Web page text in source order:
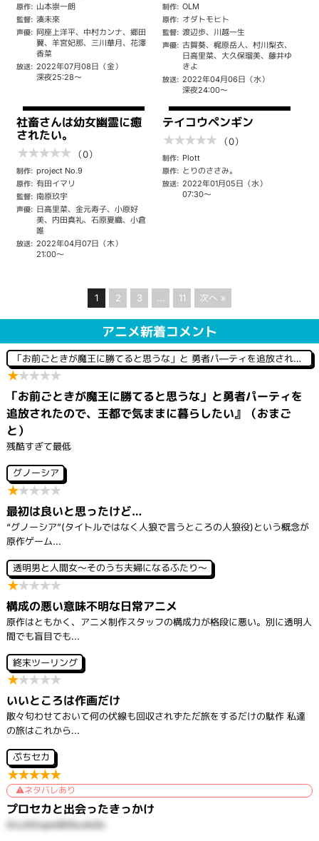
原作: 山本崇一朗
監督: 湊未來
声優: 阿座上洋平、中村カンナ、郷田
翼、羊宮妃那、三川華月、花澤
香菜
放送: 2022年07月08日（金）
深夜25:28～
制作: OLM
原作: オダトモヒト
監督: 渡辺歩、川越一生
声優: 古賀葵、梶原岳人、村川梨衣、
日高里菜、大久保瑠美、藤井ゆ
きよ
放送: 2022年04月06日（水）
深夜24:00～
社畜さんは幼女幽霊に癒
されたい。
★★★★★ （0）
制作: project No.9
原作: 有田イマリ
監督: 南原玖宇
声優: 日高里菜、金元寿子、小原好
美、内田真礼、石原夏織、小倉
唯
放送: 2022年04月07日（木）
21:00～
テイコウペンギン
★★★★★ （0）
制作: Plott
原作: とりのささみ。
放送: 2022年01月05日（水）
07:30～
1 2 3 … 11 次へ »
アニメ新着コメント
「お前ごときが魔王に勝てると思うな」と 勇者パ―ティを追放されたので、王都で気ままに暮らしたい
★★★★★
「お前ごときが魔王に勝てると思うな」と勇者パーティを
追放されたので、王都で気ままに暮らしたい』（おまご
と）
残酷すぎて最低
グノーシア
★★★★★
最初は良いと思ったけど…
“グノーシア”(タイトルではなく人狼で言うところの人狼役)という概念が
原作ゲーム...
透明男と人間女～そのうち夫婦になるふたり～
★★★★★
構成の悪い意味不明な日常アニメ
原作はともかく、アニメ制作スタッフの構成力が格段に悪い。別に透明人
間でも盲目でも...
終末ツーリング
★★★★★
いいところは作画だけ
散々匂わせておいて何の伏線も回収されずただ旅をするだけの駄作 私達
の旅はこれから...
ぷちセカ
★★★★★
ネタバレあり
プロセカと出会ったきっかけ
XrLz5GvpwBDGu4xDc